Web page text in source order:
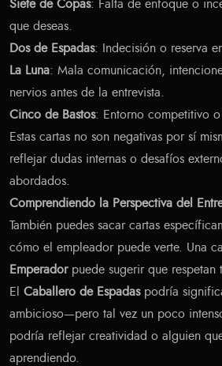
Siete de Copas: Falta de enfoque o
que deseas.
Dos de Espadas: Indecisión o reserva
La Luna: Mala comunicación,
nervios antes de la entrevista.
Cinco de Bastos: Entorno competitivo o
Estas cartas no son negativas por sí
reflejar dudas internas o desafíos
abordados.
Comprendiendo la Perspectiva del
También puedes sacar cartas
cómo el empleador puede verte. Una
Emperadorpuede sugerir que respetan
El Caballero de Espadaspodría
ambicioso—pero tal vez un poco
podría reflejar creatividad o alguien
aprendiendo.